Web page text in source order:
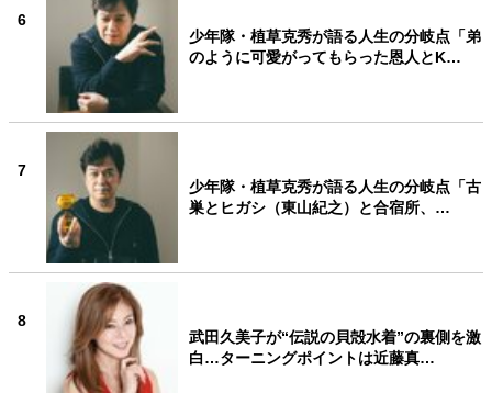
6
少年隊・植草克秀が語る人生の分岐点「弟
のように可愛がってもらった恩人とK…
7
少年隊・植草克秀が語る人生の分岐点「古
巣とヒガシ（東山紀之）と合宿所、…
8
武田久美子が“伝説の貝殻水着”の裏側を激
白…ターニングポイントは近藤真…